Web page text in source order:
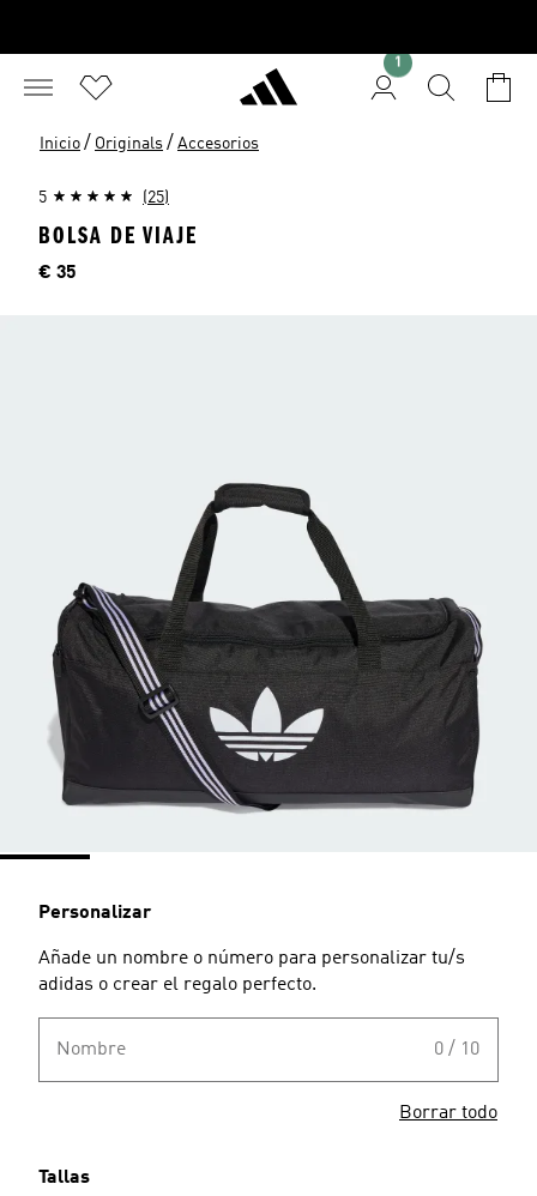
1
Inicio / Originals / Accesorios
5 (25)
BOLSA DE VIAJE
Precio
€ 35
Personalizar
Añade un nombre o número para personalizar tu/s
adidas o crear el regalo perfecto.
Nombre 0 / 10
Borrar todo
Tallas